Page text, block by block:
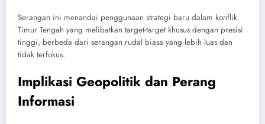
Serangan ini menandai penggunaan strategi baru dalam konflik
Timur Tengah yang melibatkan target-target khusus dengan presisi
tinggi, berbeda dari serangan rudal biasa yang lebih luas dan
tidak terfokus.
Implikasi Geopolitik dan Perang
Informasi